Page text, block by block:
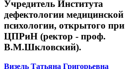
Учредитель Института
дефектологии медицинской
психологии, открытого при
ЦПРиН (ректор - проф.
В.М.Шкловский).
Визель Татьяна Григорьевна